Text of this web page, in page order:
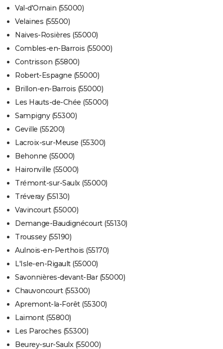
Val-d'Ornain (55000)
Velaines (55500)
Naives-Rosières (55000)
Combles-en-Barrois (55000)
Contrisson (55800)
Robert-Espagne (55000)
Brillon-en-Barrois (55000)
Les Hauts-de-Chée (55000)
Sampigny (55300)
Geville (55200)
Lacroix-sur-Meuse (55300)
Behonne (55000)
Haironville (55000)
Trémont-sur-Saulx (55000)
Tréveray (55130)
Vavincourt (55000)
Demange-Baudignécourt (55130)
Troussey (55190)
Aulnois-en-Perthois (55170)
L'Isle-en-Rigault (55000)
Savonnières-devant-Bar (55000)
Chauvoncourt (55300)
Apremont-la-Forêt (55300)
Laimont (55800)
Les Paroches (55300)
Beurey-sur-Saulx (55000)